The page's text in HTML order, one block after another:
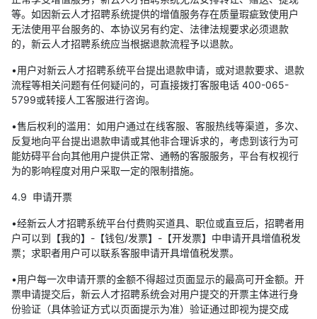
等。如因新云人才招聘系统提供的增值服务存在质量瑕疵致使用户
无法使用平台服务的、本协议另有约定、法律法规要求必须退款
的，新云人才招聘系统应当根据退款流程予以退款。
•用户对新云人才招聘系统平台提出退款申请，或对退款要求、退款
流程等相关问题有任何疑问的，可直接拨打客服电话 400-065-
5799或转接人工客服进行咨询。
•售后权利的滥用：如用户通过在线客服、客服热线等渠道，多次、
反复地向平台提出退款申请或其他非合理诉求的，考虑到该行为可
能妨碍平台向其他用户提供正常、通畅的客服服务，平台有权视行
为的影响程度对用户采取一定的限制措施。
4.9 申请开票
•经新云人才招聘系统平台付费购买道具、职位或直豆后，招聘者用
户可以到【我的】-【钱包/发票】-【开发票】中申请开具增值税发
票；求职者用户可以联系客服申请开具增值税发票。
•用户每一次申请开票的金额不得超过页面显示的最高可开金额。开
票申请提交后，新云人才招聘系统会对用户提交的开票主体进行身
份验证（具体验证方式以页面提示为准）验证通过即视为提交成